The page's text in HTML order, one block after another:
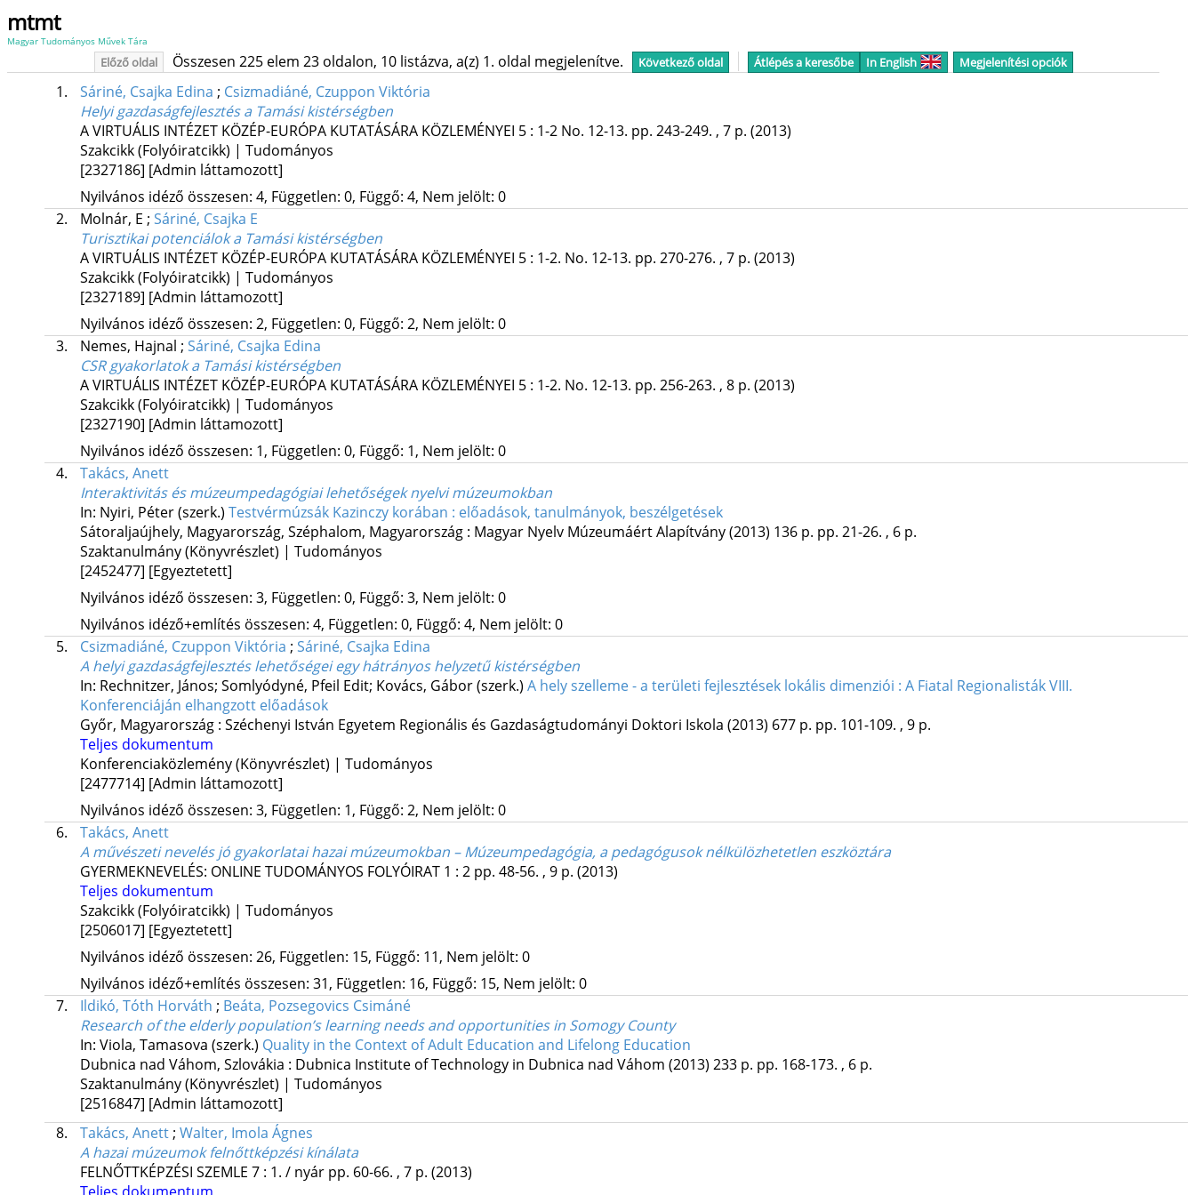
mtmt
Magyar Tudományos Művek Tára
Előző oldal Összesen 225 elem 23 oldalon, 10 listázva, a(z) 1. oldal megjelenítve. Következő oldal Átlépés a keresőbe In English Megjelenítési opciók
1. Sáriné, Csajka Edina ; Csizmadiáné, Czuppon Viktória
Helyi gazdaságfejlesztés a Tamási kistérségben
A VIRTUÁLIS INTÉZET KÖZÉP-EURÓPA KUTATÁSÁRA KÖZLEMÉNYEI 5: 1-2 No. 12-13. pp. 243-249. , 7 p. (2013)
Szakcikk (Folyóiratcikk) | Tudományos
[2327186] [Admin láttamozott]
Nyilvános idéző összesen: 4, Független: 0, Függő: 4, Nem jelölt: 0
2.
Molnár, E ; Sáriné, Csajka E
Turisztikai potenciálok a Tamási kistérségben
A VIRTUÁLIS INTÉZET KÖZÉP-EURÓPA KUTATÁSÁRA KÖZLEMÉNYEI 5: 1-2. No. 12-13. pp. 270-276. , 7 p. (2013)
Szakcikk (Folyóiratcikk) | Tudományos
[2327189] [Admin láttamozott]
Nyilvános idéző összesen: 2, Független: 0, Függő: 2, Nem jelölt: 0
3.
Nemes, Hajnal ; Sáriné, Csajka Edina
CSR gyakorlatok a Tamási kistérségben
A VIRTUÁLIS INTÉZET KÖZÉP-EURÓPA KUTATÁSÁRA KÖZLEMÉNYEI 5: 1-2. No. 12-13. pp. 256-263. , 8 p. (2013)
Szakcikk (Folyóiratcikk) | Tudományos
[2327190] [Admin láttamozott]
Nyilvános idéző összesen: 1, Független: 0, Függő: 1, Nem jelölt: 0
4.
Takács, Anett
Interaktivitás és múzeumpedagógiai lehetőségek nyelvi múzeumokban
In: Nyiri, Péter (szerk.) Testvérmúzsák Kazinczy korában : előadások, tanulmányok, beszélgetések
Sátoraljaújhely, Magyarország, Széphalom, Magyarország : Magyar Nyelv Múzeumáért Alapítvány(2013) 136 p. pp. 21-26. , 6 p.
Szaktanulmány (Könyvrészlet) | Tudományos
[2452477] [Egyeztetett]
Nyilvános idéző összesen: 3, Független: 0, Függő: 3, Nem jelölt: 0
Nyilvános idéző+említés összesen: 4, Független: 0, Függő: 4, Nem jelölt: 0
5.
Csizmadiáné, Czuppon Viktória ; Sáriné, Csajka Edina
A helyi gazdaságfejlesztés lehetőségei egy hátrányos helyzetű kistérségben
In: Rechnitzer, János; Somlyódyné, Pfeil Edit; Kovács, Gábor (szerk.) A hely szelleme - a területi fejlesztések lokális dimenziói : A Fiatal Regionalisták VIII.
Konferenciáján elhangzott előadások
Győr, Magyarország : Széchenyi István Egyetem Regionális és Gazdaságtudományi Doktori Iskola (2013) 677 p. pp. 101-109. , 9 p.
Teljes dokumentum
Konferenciaközlemény (Könyvrészlet) | Tudományos
[2477714] [Admin láttamozott]
Nyilvános idéző összesen: 3, Független: 1, Függő: 2, Nem jelölt: 0
6.
Takács, Anett
A művészeti nevelés jó gyakorlatai hazai múzeumokban – Múzeumpedagógia, a pedagógusok nélkülözhetetlen eszköztára
GYERMEKNEVELÉS: ONLINE TUDOMÁNYOS FOLYÓIRAT 1 : 2 pp. 48-56. , 9 p. (2013)
Teljes dokumentum
Szakcikk (Folyóiratcikk) | Tudományos
[2506017] [Egyeztetett]
Nyilvános idéző összesen: 26, Független: 15, Függő: 11, Nem jelölt: 0
Nyilvános idéző+említés összesen: 31, Független: 16, Függő: 15, Nem jelölt: 0
7.
Ildikó, Tóth Horváth ; Beáta, Pozsegovics Csimáné
Research of the elderly population’s learning needs and opportunities in Somogy County
In: Viola, Tamasova (szerk.) Quality in the Context of Adult Education and Lifelong Education
Dubnica nad Váhom, Szlovákia : Dubnica Institute of Technology in Dubnica nad Váhom (2013) 233 p. pp. 168-173. , 6 p.
Szaktanulmány (Könyvrészlet) | Tudományos
[2516847] [Admin láttamozott]
8.
Takács, Anett; Walter, Imola Ágnes
A hazai múzeumok felnőttképzési kínálata
FELNŐTTKÉPZÉSI SZEMLE 7: 1. / nyár pp. 60-66. , 7 p. (2013)